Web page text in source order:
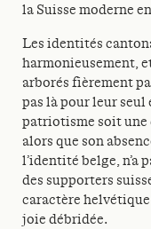
la Suisse moderne
Les identités
harmonieusement,
arborés fièrement
pas là pour leur
patriotisme soit une
alors que son
l’identité belge, n’a
des supporters
caractère helvétique
joie débridée.